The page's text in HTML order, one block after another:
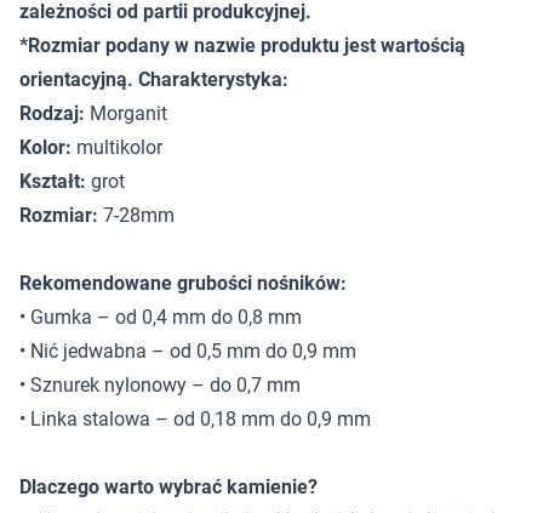
zależności od partii produkcyjnej.
*Rozmiar podany w nazwie produktu jest wartością
orientacyjną. Charakterystyka:
Rodzaj: Morganit
Kolor: multikolor
Kształt: grot
Rozmiar: 7-28mm
Rekomendowane grubości nośników:
• Gumka – od 0,4 mm do 0,8 mm
• Nić jedwabna – od 0,5 mm do 0,9 mm
• Sznurek nylonowy – do 0,7 mm
• Linka stalowa – od 0,18 mm do 0,9 mm
Dlaczego warto wybrać kamienie?